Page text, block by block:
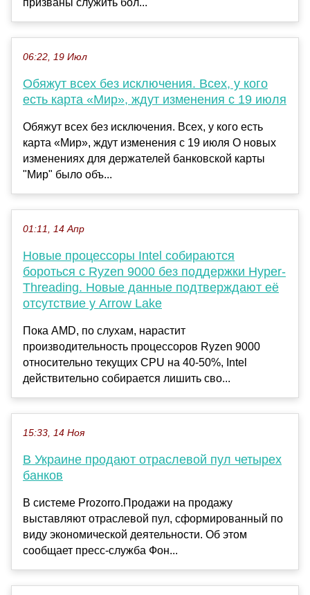
06:22, 19 Июл
Обяжут всех без исключения. Всех, у кого
есть карта «Мир», ждут изменения с 19 июля
Обяжут всех без исключения. Всех, у кого есть
карта «Мир», ждут изменения с 19 июля О новых
изменениях для держателей банковской карты
"Мир" было объ...
01:11, 14 Апр
Новые процессоры Intel собираются
бороться с Ryzen 9000 без поддержки Hyper-
Threading. Новые данные подтверждают её
отсутствие у Arrow Lake
Пока AMD, по слухам, нарастит
производительность процессоров Ryzen 9000
относительно текущих CPU на 40-50%, Intel
действительно собирается лишить сво...
15:33, 14 Ноя
В Украине продают отраслевой пул четырех
банков
В системе Prozorro.Продажи на продажу
выставляют отраслевой пул, сформированный по
виду экономической деятельности. Об этом
сообщает пресс-служба Фон...